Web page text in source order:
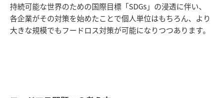
持続可能な世界のための国際目標「SDGs」の浸透に伴い、
各企業がその対策を始めたことで個人単位はもちろん、より
大きな規模でもフードロス対策が可能になりつつあります。